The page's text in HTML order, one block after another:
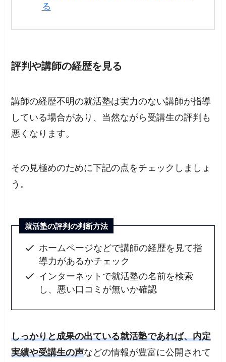
る
評判や講師の経歴を見る
講師の経歴不明の就活塾は実力のない講師が指導
している場合があり、当然ながら受講生の評判も
悪くなります。
その見極めのために下記の点をチェックしましょ
う。
就活塾の評判の判断方法
ホームページなどで講師の経歴を見て指
導力があるかチェック
インターネットで就活塾の名前を検索
し、悪い口コミが無いか確認
しっかりと成果の出ている就活塾であれば、内定
実績や受講生の声などの情報が豊富に公開されて